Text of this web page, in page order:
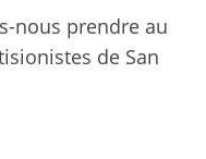
nous prendre au
de San